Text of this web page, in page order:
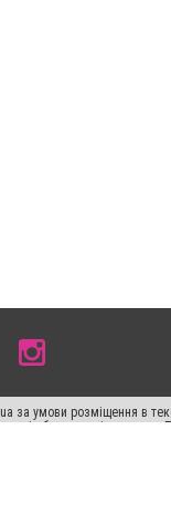
за умови розміщення в
або в якості